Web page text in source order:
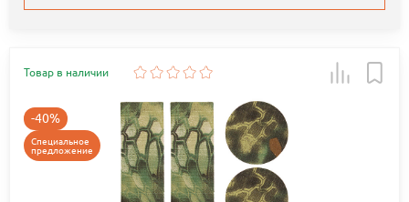
Товар в наличии
-40%
Специальное
предложение